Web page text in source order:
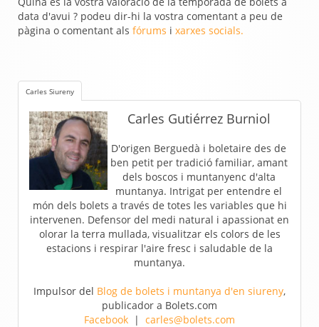
data d'avui ? podeu dir-hi la vostra comentant a peu de
pàgina o comentant als fórums i xarxes socials.
Carles Siureny
Carles Gutiérrez Burniol
D'origen Berguedà i boletaire des de
ben petit per tradició familiar, amant
dels boscos i muntanyenc d'alta
muntanya. Intrigat per entendre el
món dels bolets a través de totes les variables que hi
intervenen. Defensor del medi natural i apassionat en
olorar la terra mullada, visualitzar els colors de les
estacions i respirar l'aire fresc i saludable de la
muntanya.
Impulsor del Blog de bolets i muntanya d'en siureny,
publicador a Bolets.com
Facebook | carles@bolets.com